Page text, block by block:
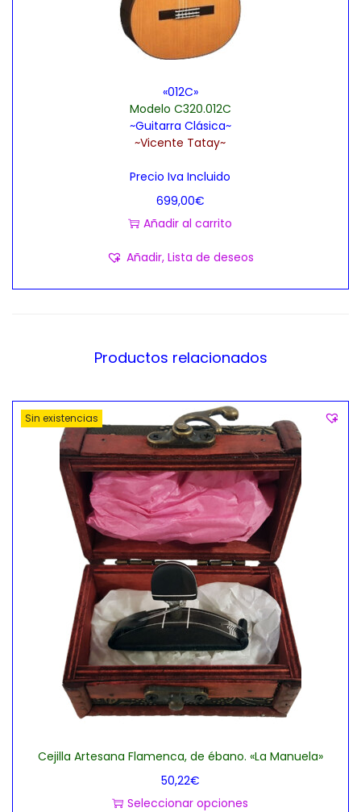
«012C»
Modelo C320.012C
~Guitarra Clásica~
~Vicente Tatay~
Precio Iva Incluido
699,00€
Añadir al carrito
Añadir, Lista de deseos
Productos relacionados
Sin existencias
Cejilla Artesana Flamenca, de ébano. «La Manuela»
50,22€
Seleccionar opciones